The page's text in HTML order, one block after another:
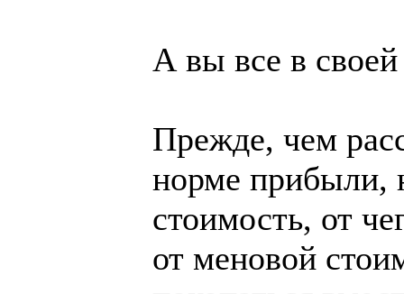
А вы все в
Прежде, чем
норме прибыли,
стоимость, от
от меновой